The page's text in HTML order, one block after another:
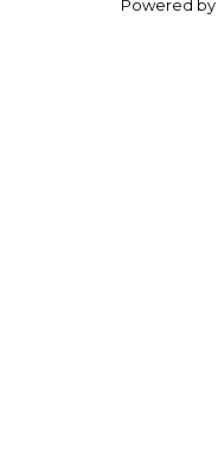
Powered by